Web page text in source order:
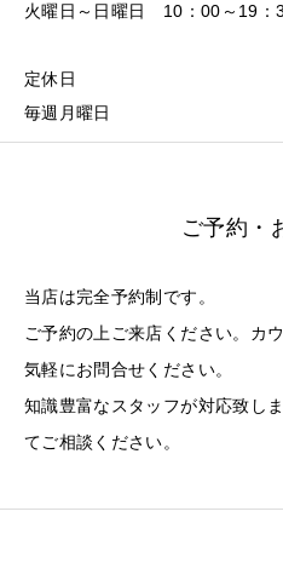
火曜日～日曜日 10：00～19：
定休日
毎週月曜日
ご予約・
当店は完全予約制です。
ご予約の上ご来店ください。カ
気軽にお問合せください。
知識豊富なスタッフが対応致し
てご相談ください。